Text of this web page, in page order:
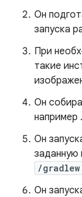
Он
запуска
При
такие
Он
например .
Он
заданную
/
Он